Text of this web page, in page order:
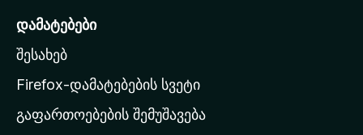
l
l
a
ს
დამატებები
შესახებ
Firefox-დამატებების სვეტი
გაფართოებების შემუშავება